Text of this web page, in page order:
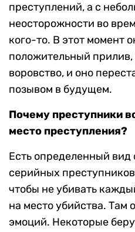
преступлений, а с
неосторожности во
кого-то. В этот момент
положительный
воровство, и оно
позывом в будущем.
Почему преступники
место преступления?
Есть определенный вид
серийных
чтобы не убивать
на место убийства. Там
эмоций. Некоторые